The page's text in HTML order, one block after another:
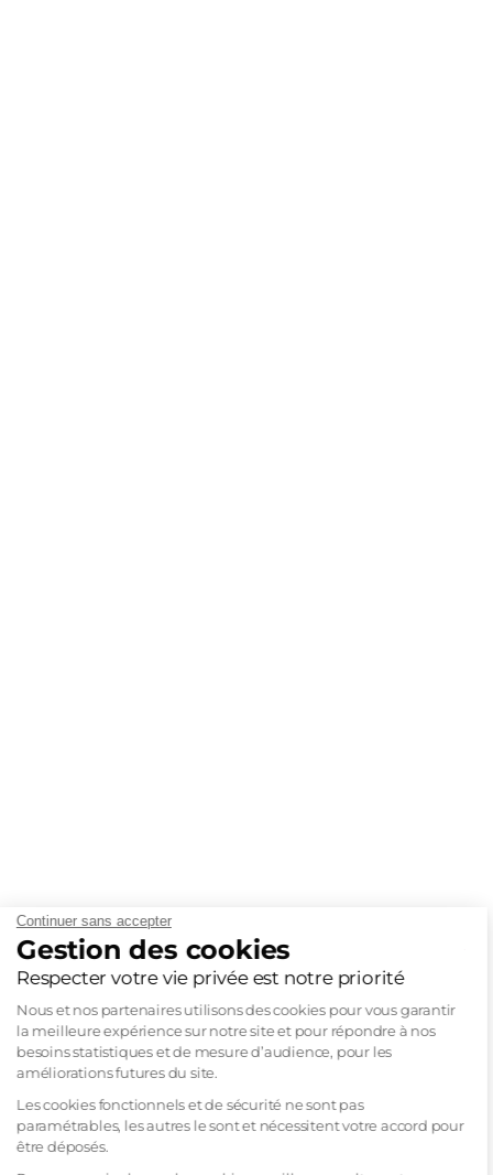
Continuer sans accepter
Gestion des cookies
Respecter votre vie privée est notre priorité
Nous et nos partenaires utilisons des cookies pour vous garantir
la meilleure expérience sur notre site et pour répondre à nos
besoins statistiques et de mesure d’audience, pour les
améliorations futures du site.
Les cookies fonctionnels et de sécurité ne sont pas
paramétrables, les autres le sont et nécessitent votre accord pour
être déposés.